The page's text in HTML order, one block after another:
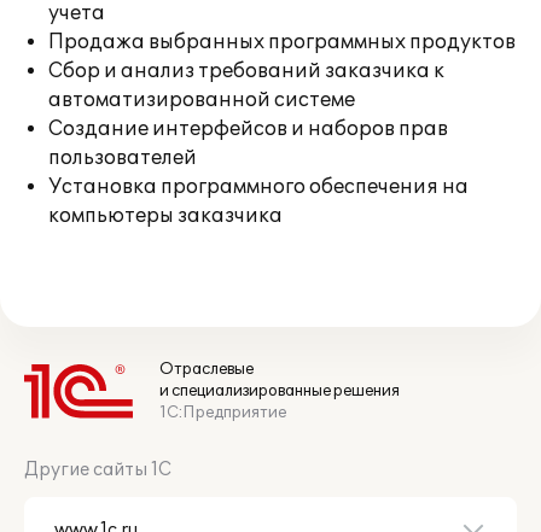
учета
Продажа выбранных программных продуктов
Сбор и анализ требований заказчика к
автоматизированной системе
Создание интерфейсов и наборов прав
пользователей
Установка программного обеспечения на
компьютеры заказчика
Отраслевые
и специализированные решения
1С:Предприятие
Другие сайты 1С